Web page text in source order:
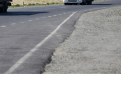
Давлат
Саломатлик
Ҳисобот